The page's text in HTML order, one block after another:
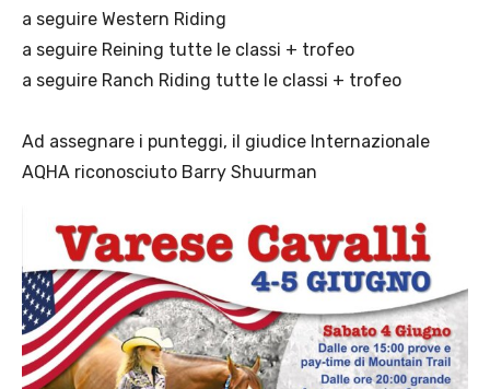
a seguire Western Riding
a seguire Reining tutte le classi + trofeo
a seguire Ranch Riding tutte le classi + trofeo
Ad assegnare i punteggi, il giudice Internazionale
AQHA riconosciuto Barry Shuurman